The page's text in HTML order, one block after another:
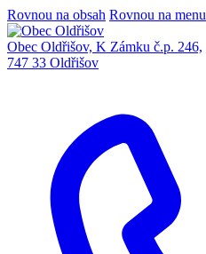
Rovnou na obsah Rovnou na menu
Obec Oldřišov, K Zámku č.p. 246,
747 33 Oldřišov